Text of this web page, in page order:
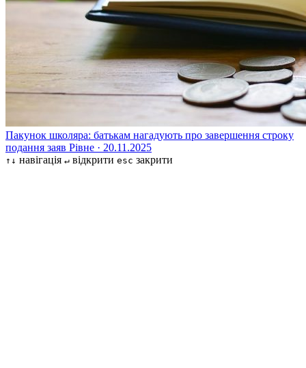
Пакунок школяра: батькам нагадують про завершення строку
подання заяв Рівне · 20.11.2025
↑↓ навігація ↵ відкрити esc закрити